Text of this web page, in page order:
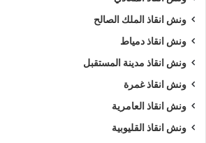
ونش انقاذ الملك الصالح
ونش انقاذ دمياط
ونش انقاذ مدينة المستقبل
ونش انقاذ غمرة
ونش انقاذ العامرية
ونش انقاذ القليوبية